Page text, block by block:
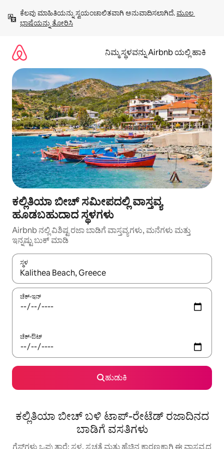
ಹೋಗಿ
ಕೆಲವು ಮಾಹಿತಿಯನ್ನು ಸ್ವಯಂಚಾಲಿತವಾಗಿ ಅನುವಾದಿಸಲಾಗಿದೆ. ಮೂಲ
ಭಾಷೆಯನ್ನು ತೋರಿಸಿ
ನಿಮ್ಮ ಸ್ಥಳವನ್ನು Airbnb ಯಲ್ಲಿ ಹಾಕಿ
ಕಲ್ಲಿತಿಯಾ ಬೀಚ್ ಸಮೀಪದಲ್ಲಿ ವಾಸ್ತವ್ಯ
ಹೂಡಬಹುದಾದ ಸ್ಥಳಗಳು
Airbnb ನಲ್ಲಿ ವಿಶಿಷ್ಟ ರಜಾ ಬಾಡಿಗೆ ವಾಸ್ತವ್ಯಗಳು, ಮನೆಗಳು ಮತ್ತು
ಇನ್ನಷ್ಟು ಬುಕ್ ಮಾಡಿ
ಸ್ಥಳ
ಫಲಿತಾಂಶಗಳು ಲಭ್ಯವಿರುವಾಗ, ಅಪ್ ಮತ್ತು ಡೌನ್ ಬಾಣದ ಕೀಲಿಗಳೊಂದಿಗೆ
ಚೆಕ್-ಇನ್
ಚೆಕ್-ಔಟ್
ಹುಡುಕಿ
ಕಲ್ಲಿತಿಯಾ ಬೀಚ್ ಬಳಿ ಟಾಪ್-ರೇಟೆಡ್ ರಜಾದಿನದ
ಬಾಡಿಗೆ ವಸತಿಗಳು
ಗೆಸ್ಟ್‌ಗಳು ಒಪ್ಪುತ್ತಾರೆ: ಸ್ಥಳ, ಸ್ವಚ್ಛತೆ ಮತ್ತು ಹೆಚ್ಚಿನ ಕಾರಣಕ್ಕಾಗಿ ಈ ವಾಸ್ತವ್ಯದ